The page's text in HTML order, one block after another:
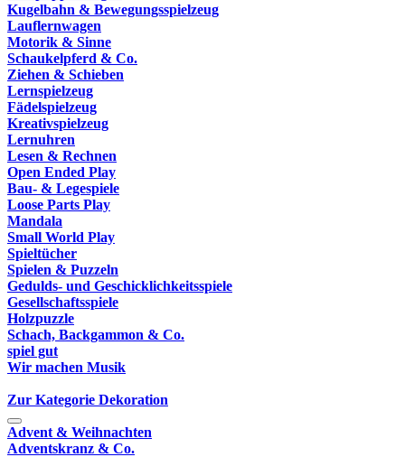
Kugelbahn & Bewegungsspielzeug
Lauflernwagen
Motorik & Sinne
Schaukelpferd & Co.
Ziehen & Schieben
Lernspielzeug
Fädelspielzeug
Kreativspielzeug
Lernuhren
Lesen & Rechnen
Open Ended Play
Bau- & Legespiele
Loose Parts Play
Mandala
Small World Play
Spieltücher
Spielen & Puzzeln
Gedulds- und Geschicklichkeitsspiele
Gesellschaftsspiele
Holzpuzzle
Schach, Backgammon & Co.
spiel gut
Wir machen Musik
Zur Kategorie Dekoration
Advent & Weihnachten
Adventskranz & Co.